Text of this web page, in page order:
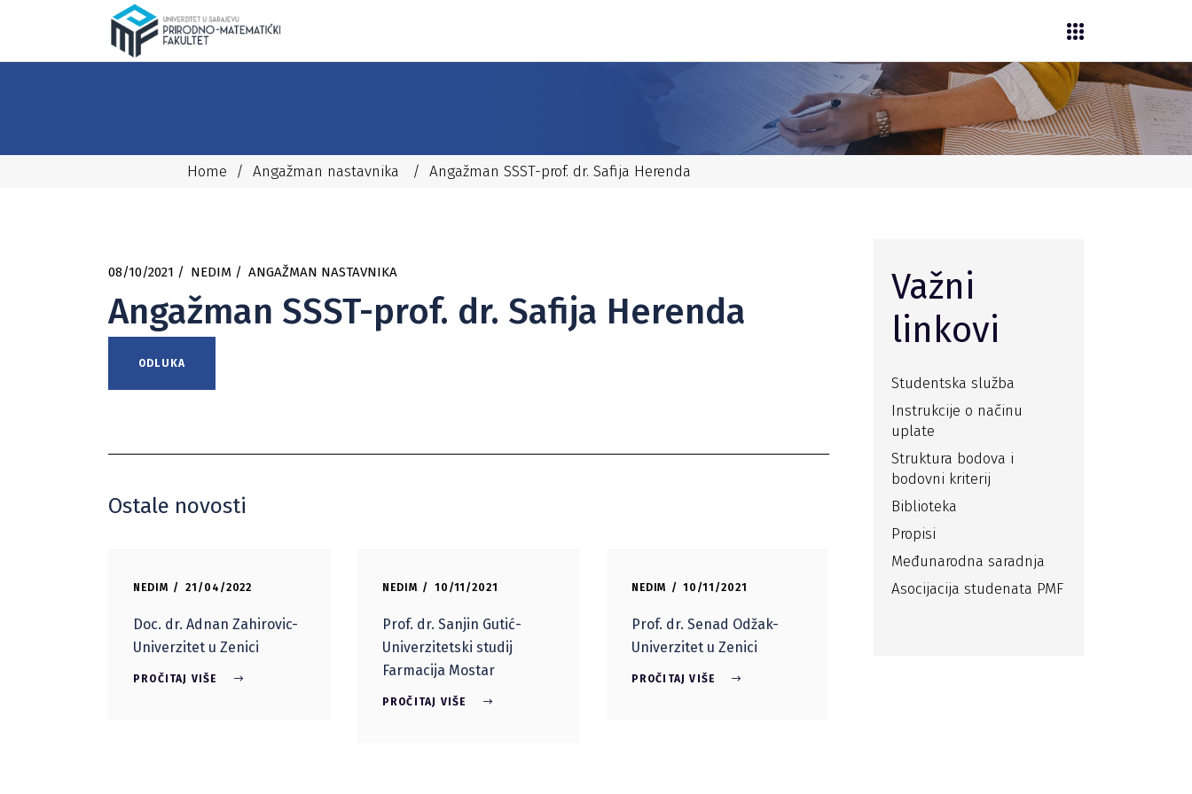
Home / Angažman nastavnika / Angažman SSST-prof. dr. Safija Herenda
08/10/2021 NEDIM ANGAŽMAN NASTAVNIKA
Angažman SSST-prof. dr. Safija Herenda
ODLUKA
Ostale novosti
NEDIM 21/04/2022
Doc. dr. Adnan Zahirovic-
Univerzitet u Zenici
PROČITAJ VIŠE
NEDIM 10/11/2021
Prof. dr. Sanjin Gutić-
Univerzitetski studij
Farmacija Mostar
PROČITAJ VIŠE
NEDIM 10/11/2021
Prof. dr. Senad Odžak-
Univerzitet u Zenici
PROČITAJ VIŠE
Važni
linkovi
Studentska služba
Instrukcije o načinu
uplate
Struktura bodova i
bodovni kriterij
Biblioteka
Propisi
Međunarodna saradnja
Asocijacija studenata PMF